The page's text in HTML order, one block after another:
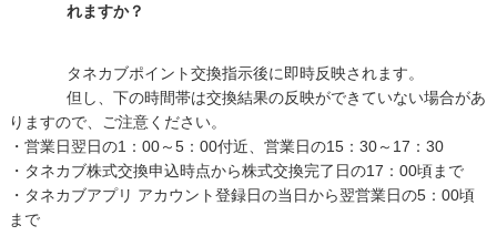
れますか？
タネカブポイント交換指示後に即時反映されます。
但し、下の時間帯は交換結果の反映ができていない場合があ
りますので、ご注意ください。
・営業日翌日の1：00～5：00付近、営業日の15：30～17：30
・タネカブ株式交換申込時点から株式交換完了日の17：00頃まで
・タネカブアプリ アカウント登録日の当日から翌営業日の5：00頃
まで